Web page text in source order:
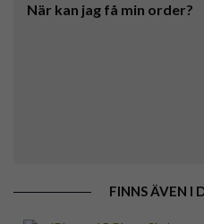
När kan jag få min order?
FINNS ÄVEN I